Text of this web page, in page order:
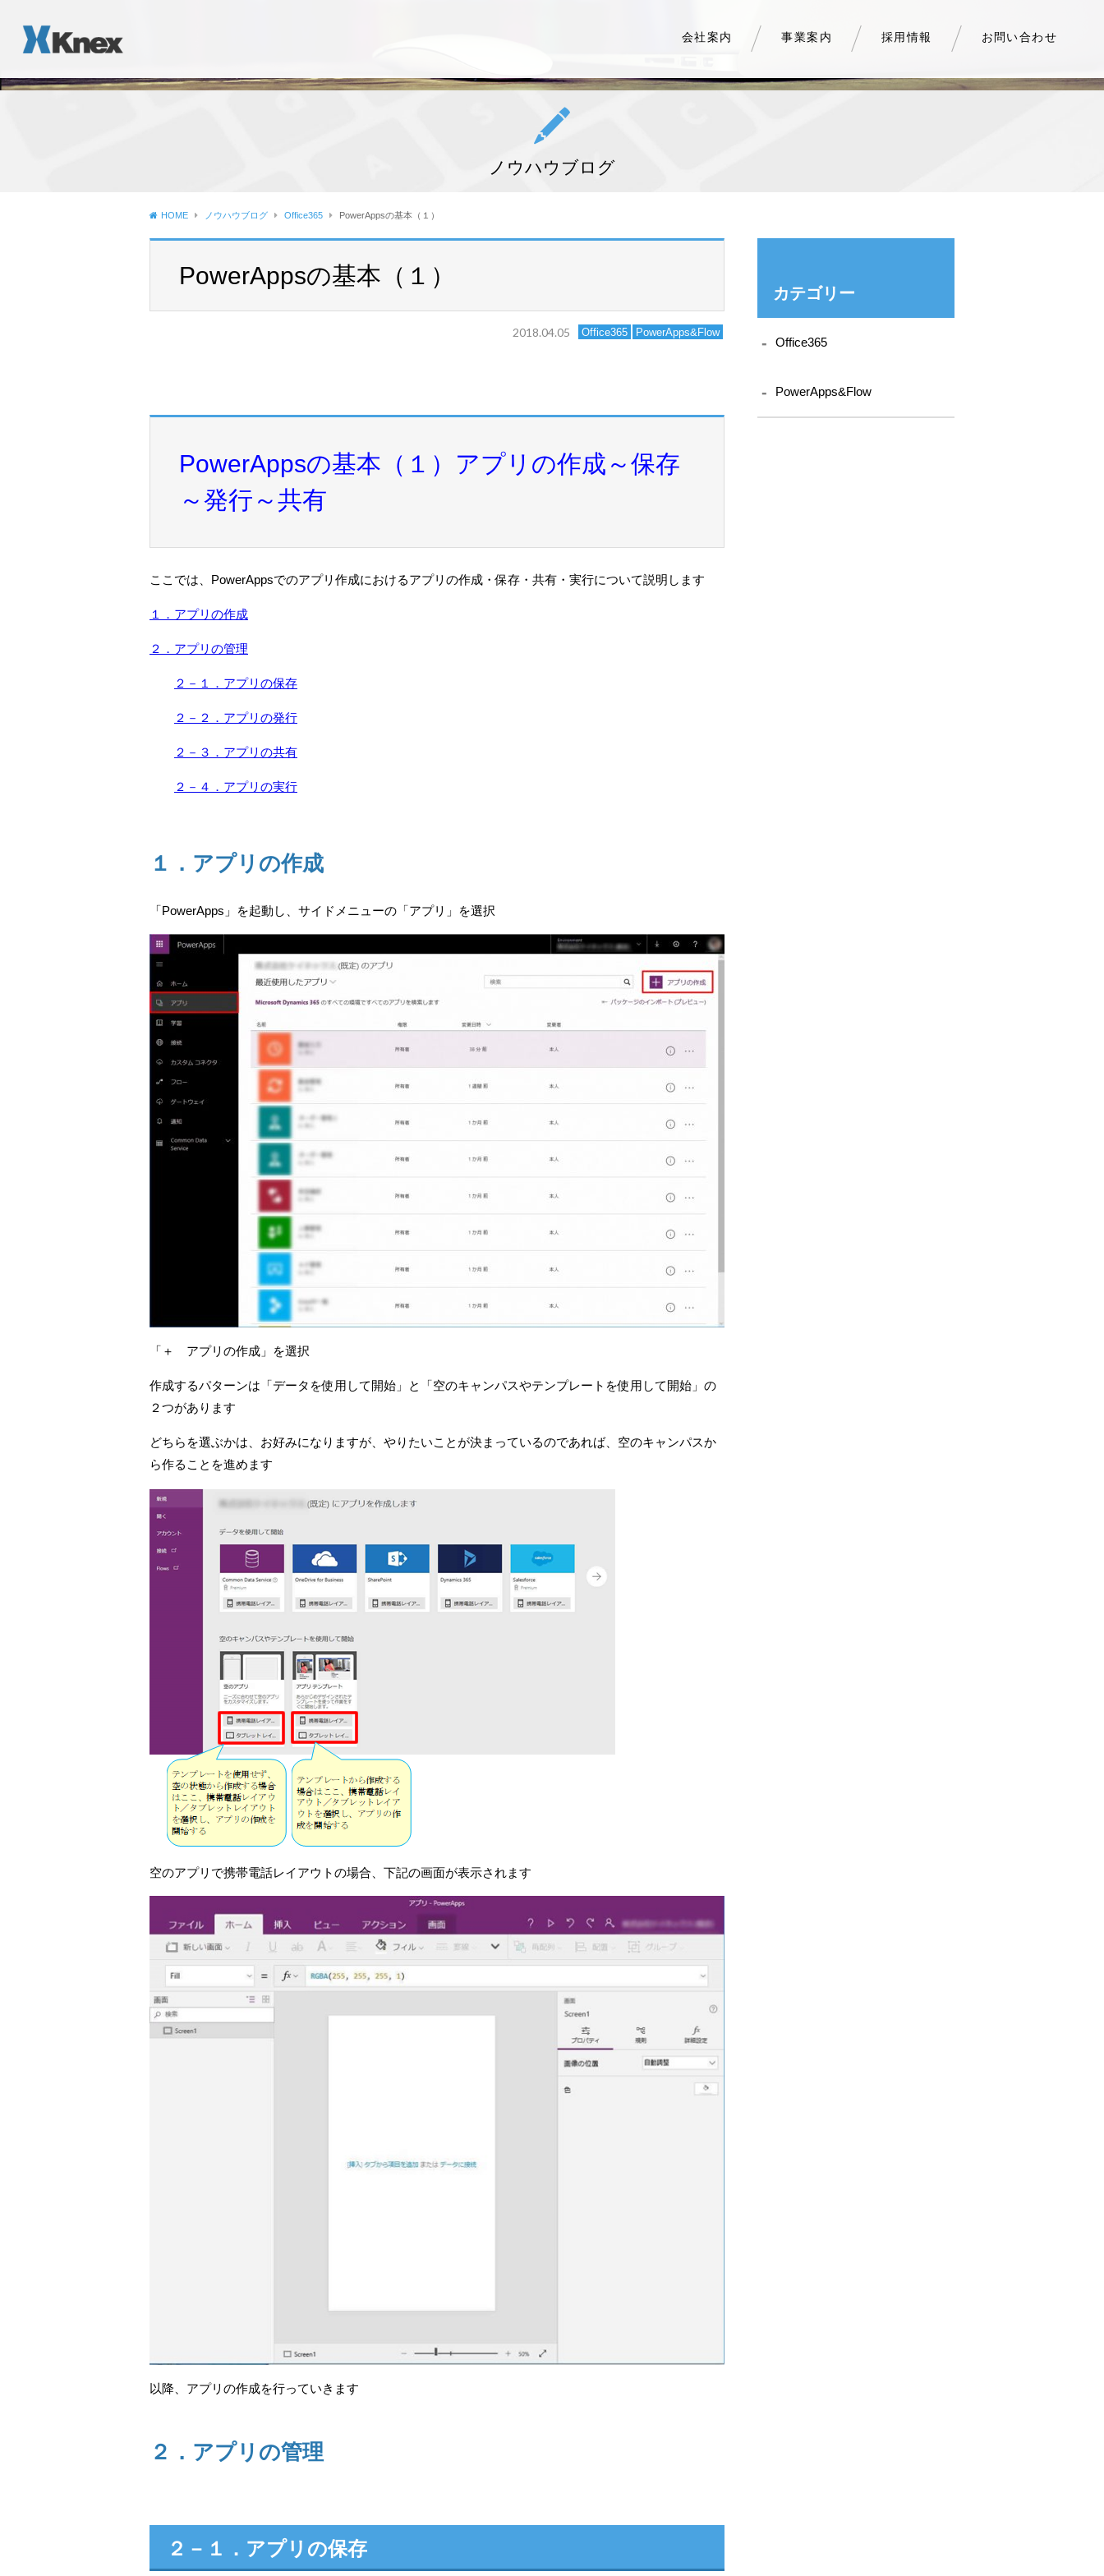
会社案内 事業案内 採用情報 お問い合わせ
pen
ノウハウブログ
HOME ノウハウブログ Office365 PowerAppsの基本（１）
PowerAppsの基本（１）
2018.04.05 Office365 PowerApps&Flow
PowerAppsの基本（１）アプリの作成～保存
～発行～共有
ここでは、PowerAppsでのアプリ作成におけるアプリの作成・保存・共有・実行について説明します
１．アプリの作成
２．アプリの管理
２－１．アプリの保存
２－２．アプリの発行
２－３．アプリの共有
２－４．アプリの実行
１．アプリの作成
「PowerApps」を起動し、サイドメニューの「アプリ」を選択
「＋ アプリの作成」を選択
作成するパターンは「データを使用して開始」と「空のキャンパスやテンプレートを使用して開始」の
２つがあります
どちらを選ぶかは、お好みになりますが、やりたいことが決まっているのであれば、空のキャンパスか
ら作ることを進めます
空のアプリで携帯電話レイアウトの場合、下記の画面が表示されます
以降、アプリの作成を行っていきます
２．アプリの管理
２－１．アプリの保存
カテゴリー
Office365
PowerApps&Flow